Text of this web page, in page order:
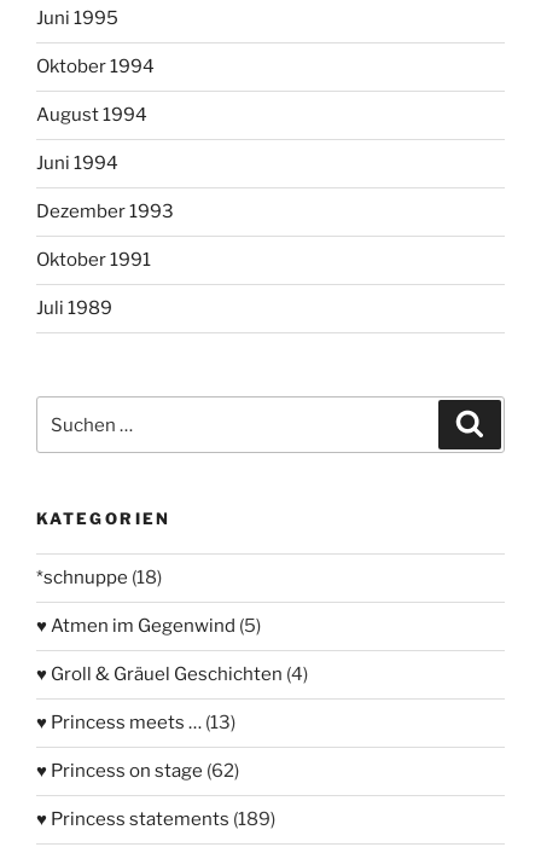
Juni 1995
Oktober 1994
August 1994
Juni 1994
Dezember 1993
Oktober 1991
Juli 1989
nach:
KATEGORIEN
*schnuppe (18)
♥ Atmen im Gegenwind (5)
♥ Groll & Gräuel Geschichten (4)
♥ Princess meets … (13)
♥ Princess on stage (62)
♥ Princess statements (189)